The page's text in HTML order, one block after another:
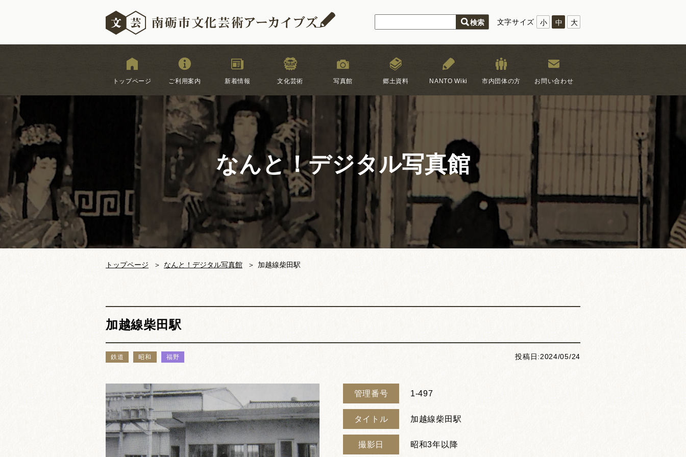
文字サイズ 小 中 大
トップページ ご利用案内 新着情報 文化芸術 写真館 郷土資料 NANTO Wiki 市内団体の方 お問い合わせ
なんと！デジタル写真館
トップページ なんと！デジタル写真館 加越線柴田駅
加越線柴田駅
鉄道 昭和 福野 投稿日:2024/05/24
管理番号 1-497
タイトル 加越線柴田駅
撮影日 昭和3年以降